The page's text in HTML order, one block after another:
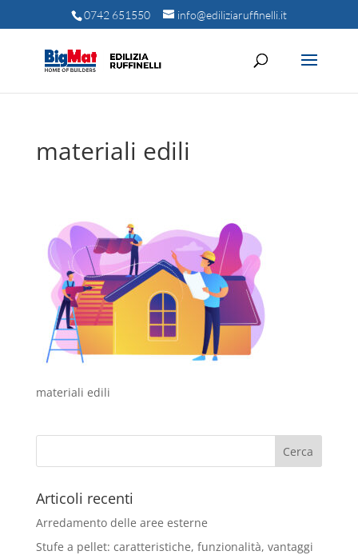
0742 651550 info@ediliziaruffinelli.it
materiali edili
materiali edili
Articoli recenti
Arredamento delle aree esterne
Stufe a pellet: caratteristiche, funzionalità, vantaggi